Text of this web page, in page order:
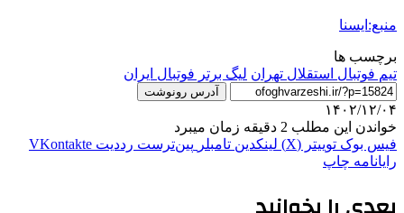
منبع:ایسنا
برچسب ها
تيم فوتبال استقلال تهران ليگ برتر فوتبال ایران
آدرس رونوشت
۱۴۰۲/۱۲/۰۴
خواندن این مطلب 2 دقیقه زمان میبرد
فیس بوک توییتر (X) لینکدین ‫تامبلر ‫پین‌ترست ‫رددیت ‫VKontakte
رایانامه چاپ